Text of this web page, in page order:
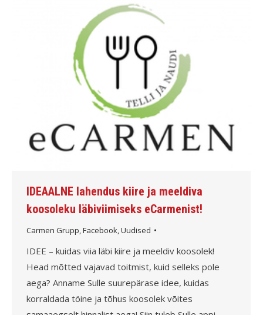
IDEAALNE lahendus kiire ja meeldiva
koosoleku läbiviimiseks eCarmenist!
Carmen Grupp Facebook Uudised
IDEE – kuidas viia läbi kiire ja meeldiv koosolek!
Head mõtted vajavad toitmist, kuid selleks pole
aega? Anname Sulle suurepärase idee, kuidas
korraldada töine ja tõhus koosolek võites